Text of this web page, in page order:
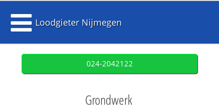
Loodgieter Nijmegen
024-2042122
Grondwerk